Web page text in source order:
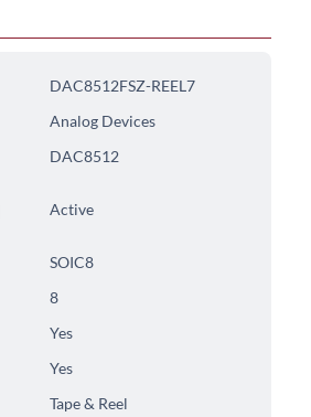
DAC8512FSZ-REEL7
Analog Devices
DAC8512
Active
SOIC8
8
Yes
Yes
Tape & Reel